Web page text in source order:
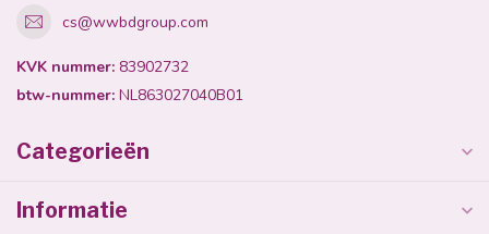
cs@wwbdgroup.com
KVK nummer: 83902732
btw-nummer: NL863027040B01
Categorieën
Informatie